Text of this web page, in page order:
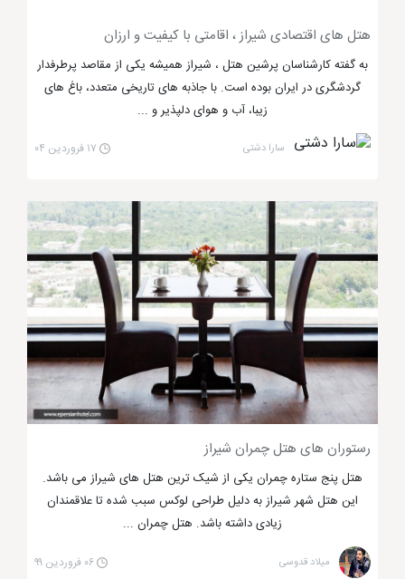
هر کدام از آن ها باید نکاتی را در نظر گرفت. به عنوان مثال
اگر می خواهید نزدیک به حرم مطهر احمد بن موسی (ع)
باشید بهترین انتخاب ، هتل نصیرالملک شیراز است که
فاصله ی بسیار کمی با این مکان مقدس دارد. اگر هم می
خواهید به ارگ کریم خان زند، حمام وکیل و مسجد وکیل
شیراز نزدیک باشید، هتل زندیه شیراز بهترین انتخاب
عنوان بعدی به آن اشاره شده است.
هتل بزرگ شیراز
هتل های اقتصادی شیراز ، اقامتی با کیفیت و ارزان
به گفته کارشناسان پرشین هتل ، شیراز همیشه یکی از مقاصد پرطرفدار
گردشگری در ایران بوده است. با جاذبه های تاریخی متعدد، باغ های
زیبا، آب و هوای دلپذیر و ...
سارا دشتی ۱۷ فروردین ۰۴
رستوران های هتل چمران شیراز
هتل پنج ستاره چمران یکی از شیک ترین هتل های شیراز می باشد.
این هتل شهر شیراز به دلیل طراحی لوکس سبب شده تا علاقمندان
زیادی داشته باشد. هتل چمران ...
میلاد قدوسی ۰۶ فروردین ۹۹